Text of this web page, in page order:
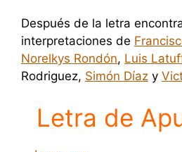
Después de la letra
interpretaciones de
Norelkys Rondón, Luis
Rodriguez, Simón Díaz y
Letra de